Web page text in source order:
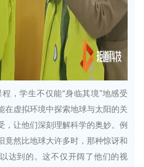
，学生不仅能“身临其境”地感受
在虚拟环境中探索地球与太阳的关
，让他们深刻理解科学的奥妙。例
竟然比地球大许多时，那种惊讶和
达到的。这不仅开阔了他们的视